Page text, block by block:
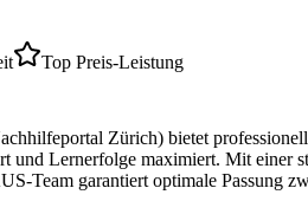
Top Preis-Leistung
Zürich) bietet
und Lernerfolge maximiert. Mit
Team garantiert optimale Passung